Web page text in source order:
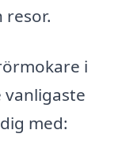
i
vanligaste
med: